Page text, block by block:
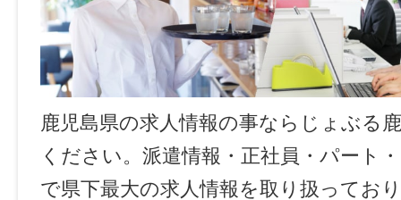
鹿児島県の求人情報の事ならじょぶる
ください。派遣情報・正社員・パート
で県下最大の求人情報を取り扱ってお